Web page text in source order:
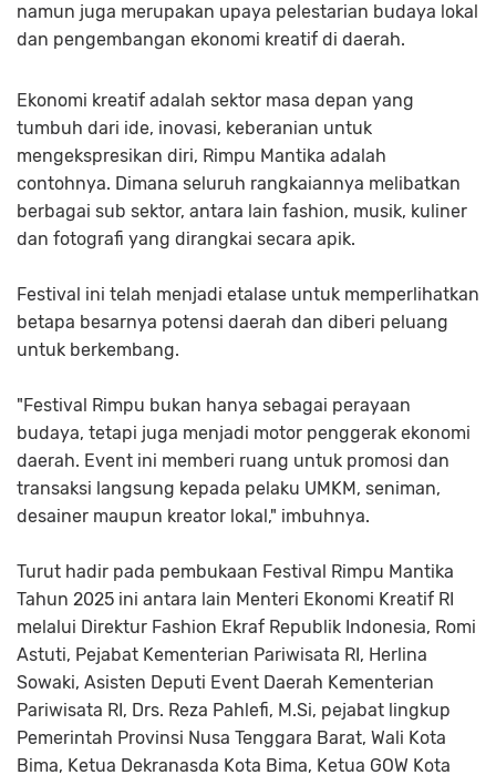
namun juga merupakan upaya pelestarian budaya lokal
dan pengembangan ekonomi kreatif di daerah.
Ekonomi kreatif adalah sektor masa depan yang
tumbuh dari ide, inovasi, keberanian untuk
mengekspresikan diri, Rimpu Mantika adalah
contohnya. Dimana seluruh rangkaiannya melibatkan
berbagai sub sektor, antara lain fashion, musik, kuliner
dan fotografi yang dirangkai secara apik.
Festival ini telah menjadi etalase untuk memperlihatkan
betapa besarnya potensi daerah dan diberi peluang
untuk berkembang.
"Festival Rimpu bukan hanya sebagai perayaan
budaya, tetapi juga menjadi motor penggerak ekonomi
daerah. Event ini memberi ruang untuk promosi dan
transaksi langsung kepada pelaku UMKM, seniman,
desainer maupun kreator lokal," imbuhnya.
Turut hadir pada pembukaan Festival Rimpu Mantika
Tahun 2025 ini antara lain Menteri Ekonomi Kreatif RI
melalui Direktur Fashion Ekraf Republik Indonesia, Romi
Astuti, Pejabat Kementerian Pariwisata RI, Herlina
Sowaki, Asisten Deputi Event Daerah Kementerian
Pariwisata RI, Drs. Reza Pahlefi, M.Si, pejabat lingkup
Pemerintah Provinsi Nusa Tenggara Barat, Wali Kota
Bima, Ketua Dekranasda Kota Bima, Ketua GOW Kota